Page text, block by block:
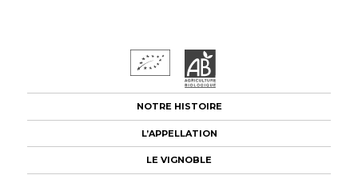
NOTRE HISTOIRE
L’APPELLATION
LE VIGNOBLE